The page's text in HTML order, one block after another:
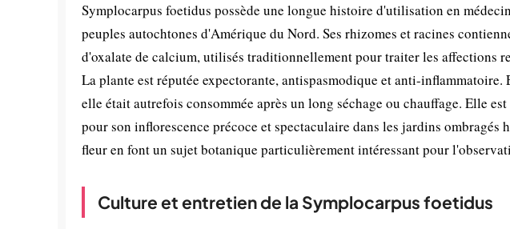
Symplocarpus foetidus possède une longue histoire d'utilisation en
peuples autochtones d'Amérique du Nord. Ses rhizomes et racines
d'oxalate de calcium, utilisés traditionnellement pour traiter les affections
La plante est réputée expectorante, antispasmodique et anti-
elle était autrefois consommée après un long séchage ou chauffage. Elle
pour son inflorescence précoce et spectaculaire dans les jardins ombragés
fleur en font un sujet botanique particulièrement intéressant pour
Culture et entretien de la Symplocarpus foetidus